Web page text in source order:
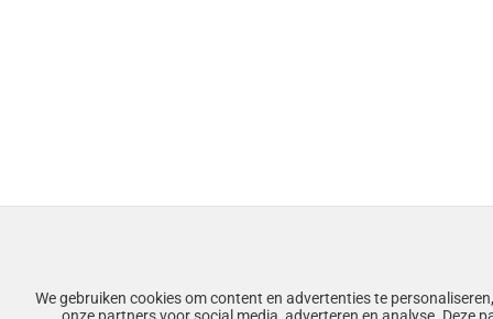
We gebruiken cookies om content en advertenties te